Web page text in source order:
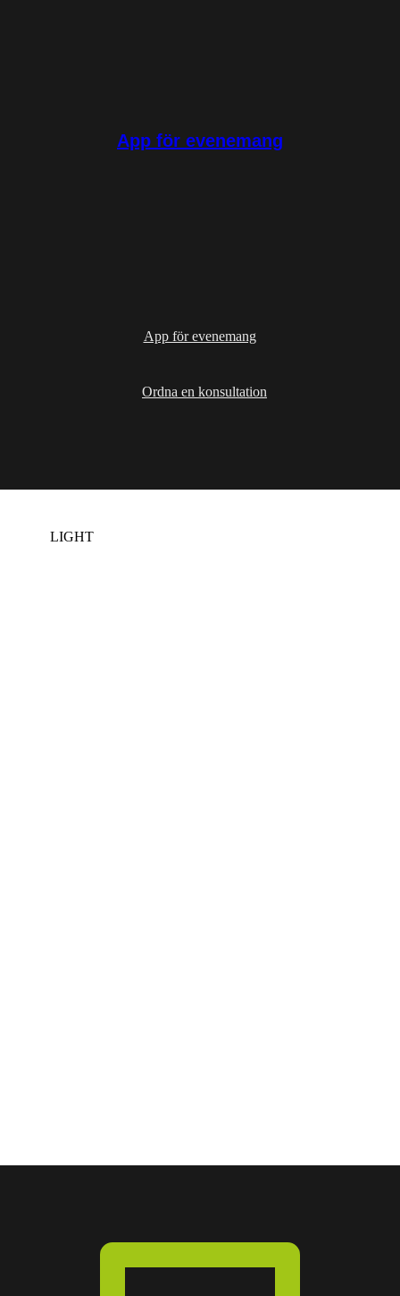
App för evenemang
App för evenemang
Ordna en konsultation
LIGHT